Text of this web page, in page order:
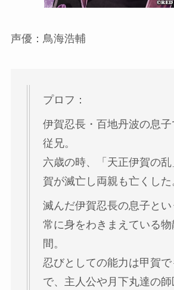
声優：鳥海浩輔
プロフ：
伊賀忍長・百地丹波の息
従兄。
六歳の時、「天正伊賀の
賀が滅亡し両親も亡くした
滅んだ伊賀忍長の息子とい
常に身をわきまえている物
間。
忍びとしての能力は甲賀で
で、主人公や月下丸達の